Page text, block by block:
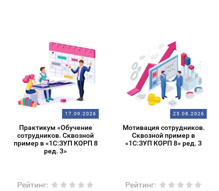
17.09.2026
Практикум «Обучение
сотрудников. Сквозной
пример в «1С:ЗУП КОРП 8
ред. 3»
Рейтинг:
25.08.2026
Мотивация сотрудников.
Сквозной пример в
«1С:ЗУП КОРП 8» ред. 3
Рейтинг: